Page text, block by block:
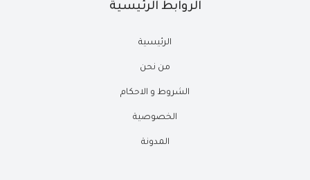
الروابط الرئيسية
الرئيسية
من نحن
الشروط و الاحكام
الخصوصية
المدونة